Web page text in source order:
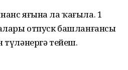
яғына ла ҡағыла. 1
отпуск башланғансы
түләнергә тейеш.